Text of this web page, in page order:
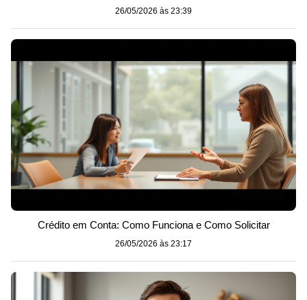
26/05/2026 às 23:39
Crédito em Conta: Como Funciona e Como Solicitar
26/05/2026 às 23:17